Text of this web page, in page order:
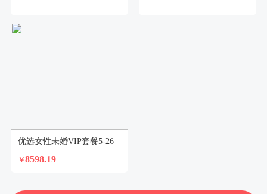
优选女性未婚VIP套餐5-26
￥8598.19